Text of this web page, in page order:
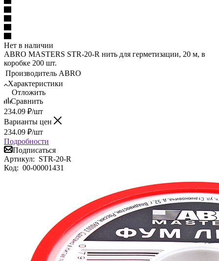
Нет в наличии
ABRO MASTERS STR-20-R нить для герметизации, 20 м, в
коробке 200 шт.
Производитель ABRO
Характеристики
Отложить
Сравнить
234.09 ₽/шт
Варианты цен
234.09 ₽/шт
Подробности
Подписаться
Артикул: STR-20-R
Код: 00-00001431